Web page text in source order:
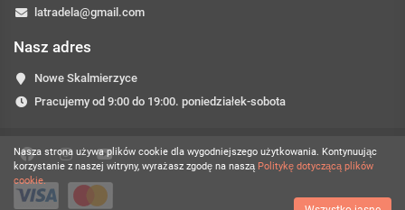
Nasza strona używa plików cookie dla wygodniejszego użytkowania. Kontynuując
korzystanie z naszej witryny, wyrażasz zgodę na naszą Politykę dotyczącą plików
cookie.
latradela@gmail.com
Nasz adres
Nowe Skalmierzyce
Pracujemy od 9:00 do 19:00. poniedziałek-sobota